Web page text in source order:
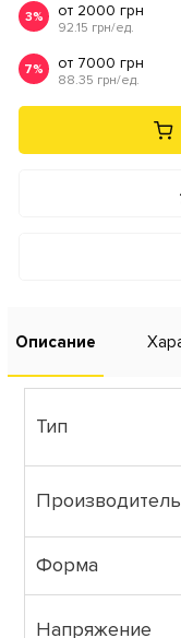
3% от 2000 грн
92.15 грн/ед.
7% от 7000 грн
88.35 грн/ед.
Описание
Тип
Производитель
Форма
Напряжение